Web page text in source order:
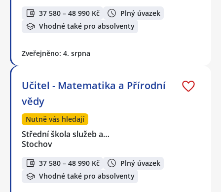
37 580 – 48 990 Kč
Plný úvazek
Vhodné také pro absolventy
Zveřejněno: 4. srpna
Učitel - Matematika a Přírodní
vědy
Nutně vás hledají
Střední škola služeb a…
Stochov
37 580 – 48 990 Kč
Plný úvazek
Vhodné také pro absolventy